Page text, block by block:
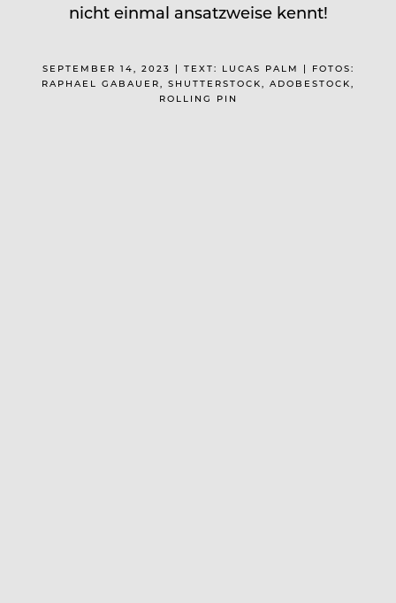
nicht einmal ansatzweise kennt!
SEPTEMBER 14, 2023 | TEXT: LUCAS PALM | FOTOS:
RAPHAEL GABAUER, SHUTTERSTOCK, ADOBESTOCK,
ROLLING PIN